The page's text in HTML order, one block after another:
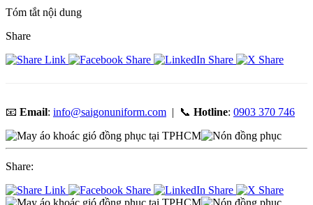
Tóm tắt nội dung
Share
📧 Email: info@saigonuniform.com | 📞 Hotline: 0903 370 746
Share: